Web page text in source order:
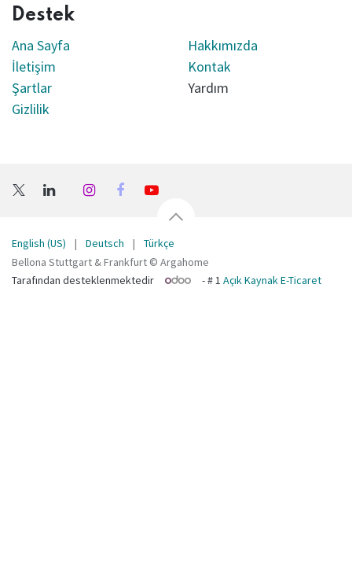
Destek
Ana Sayfa
İletişim
Şartlar
Gizlilik
Hakkımızda
Kontak
Yardım
Bellona Stuttgart & Frankfurt © Argahome
English (US) | Deutsch | Türkçe
Tarafından desteklenmektedir - # 1 Açık Kaynak E-Ticaret